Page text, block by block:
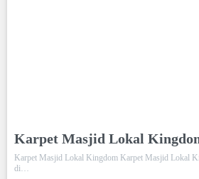
Karpet Masjid Lokal
Karpet Masjid Lokal Kingdom Karpet Masjid Lokal
di…